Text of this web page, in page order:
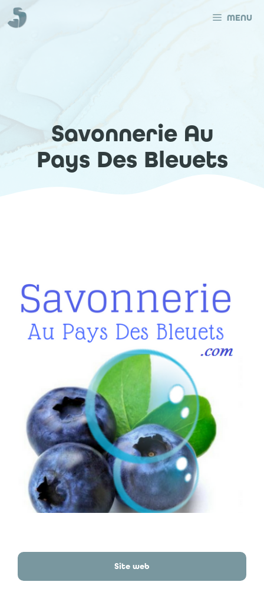
Aller
contenu
MENU
Savonnerie Au
Pays Des Bleuets
Site web